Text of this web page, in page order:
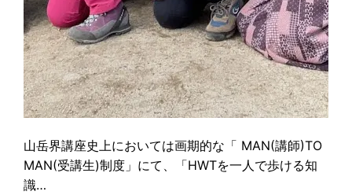
山岳界講座史上においては画期的な「 MAN(講師)TO
MAN(受講生)制度」にて、「HWTを一人で歩ける知
識…